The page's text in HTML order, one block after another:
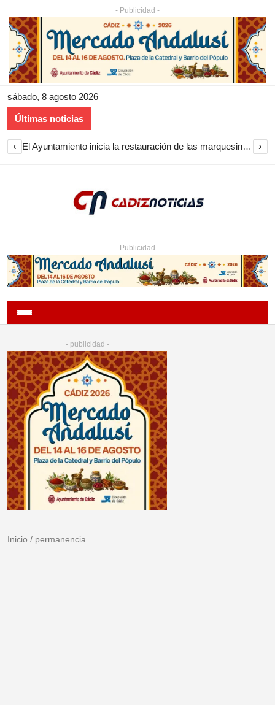
- Publicidad -
sábado, 8 agosto 2026
Últimas noticias
‹ El Ayuntamiento inicia la restauración de las marquesinas de Plaza Esteve para volver a instalarlas en el centro de Jerez ›
- Publicidad -
- publicidad -
Inicio / permanencia